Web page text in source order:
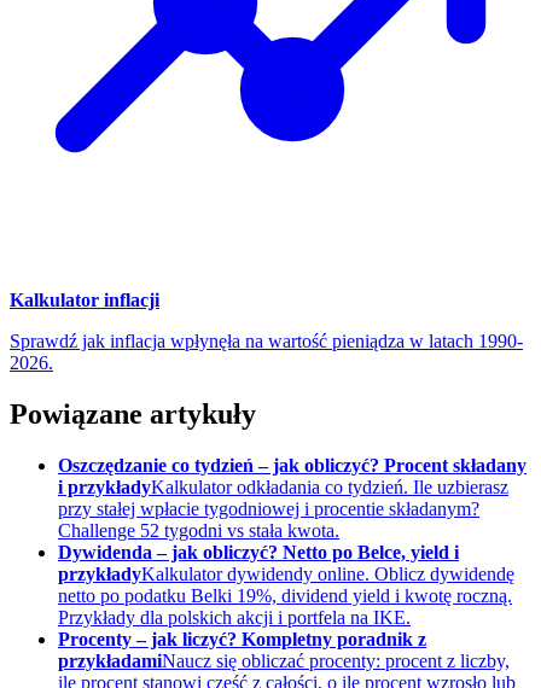
Kalkulator inflacji
Sprawdź jak inflacja wpłynęła na wartość pieniądza w latach 1990-
2026.
Powiązane artykuły
Oszczędzanie co tydzień – jak obliczyć? Procent składany
i przykładyKalkulator odkładania co tydzień. Ile uzbierasz
przy stałej wpłacie tygodniowej i procentie składanym?
Challenge 52 tygodni vs stała kwota.
Dywidenda – jak obliczyć? Netto po Belce, yield i
przykładyKalkulator dywidendy online. Oblicz dywidendę
netto po podatku Belki 19%, dividend yield i kwotę roczną.
Przykłady dla polskich akcji i portfela na IKE.
Procenty – jak liczyć? Kompletny poradnik z
przykładamiNaucz się obliczać procenty: procent z liczby,
ile procent stanowi część z całości, o ile procent wzrosło lub